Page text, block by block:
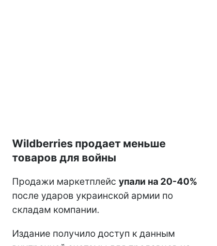
Wildberries продает меньше
товаров для войны
Продажи маркетплейс упали на 20-40%
после ударов украинской армии по
складам компании.
Издание получило доступ к данным